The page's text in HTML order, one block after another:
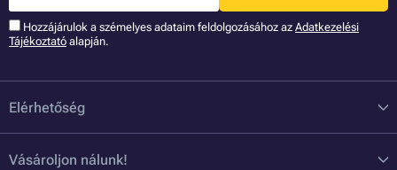
Hozzájárulok a szémelyes adataim feldolgozásához az Adatkezelési
Tájékoztató alapján.
Elérhetőség
Vásároljon nálunk!